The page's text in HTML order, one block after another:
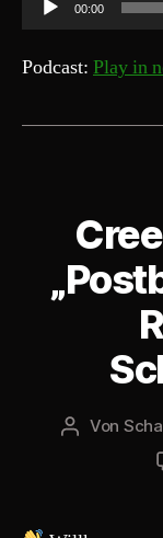
u
d
00:00
Podcast: Play in
Von